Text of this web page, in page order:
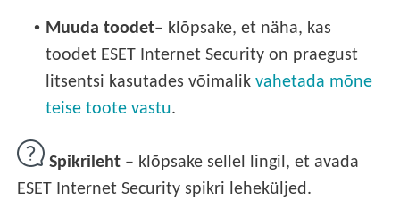
• Muuda toodet– klõpsake, et näha, kas
toodet ESET Internet Security on praegust
litsentsi kasutades võimalikvahetada mõne
teise toote vastu.
Spikrileht – klõpsake sellel lingil, et avada
ESET Internet Security spikri leheküljed.